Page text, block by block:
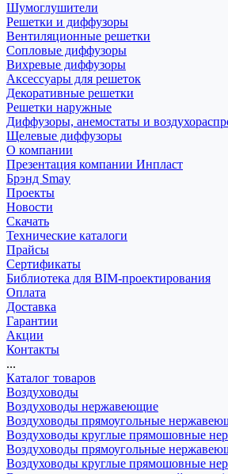
Шумоглушители
Решетки и диффузоры
Вентиляционные решетки
Сопловые диффузоры
Вихревые диффузоры
Аксессуары для решеток
Декоративные решетки
Решетки наружные
Диффузоры, анемостаты и
Щелевые диффузоры
О компании
Презентация компании Инпласт
Брэнд Smay
Проекты
Новости
Скачать
Технические каталоги
Прайсы
Сертификаты
Библиотека для BIM-проектирования
Оплата
Доставка
Гарантии
Акции
Контакты
...
Каталог товаров
Воздуховоды
Воздуховоды нержавеющие
Воздуховоды прямоугольные
Воздуховоды круглые прямошовные
Воздуховоды прямоугольные
Воздуховоды круглые прямошовные